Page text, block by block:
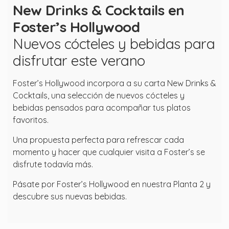
New Drinks & Cocktails en
Foster’s Hollywood
Nuevos cócteles y bebidas para
disfrutar este verano
Foster’s Hollywood incorpora a su carta New Drinks &
Cocktails, una selección de nuevos cócteles y
bebidas pensados para acompañar tus platos
favoritos.
Una propuesta perfecta para refrescar cada
momento y hacer que cualquier visita a Foster’s se
disfrute todavía más.
Pásate por Foster’s Hollywood en nuestra Planta 2 y
descubre sus nuevas bebidas.